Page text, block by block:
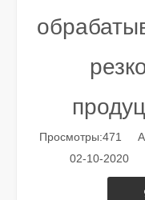
Путеводитель на
Просмотры:471
02-10-2020